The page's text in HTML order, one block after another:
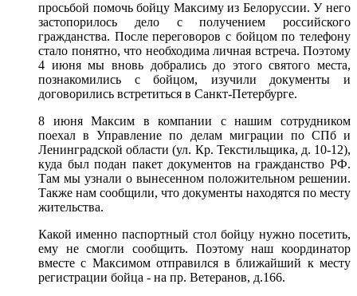
просьбой помочь бойцу Максиму из Белоруссии. У него
застопорилось дело с получением российского
гражданства. После переговоров с бойцом по телефону
стало понятно, что необходима личная встреча. Поэтому
4 июня мы вновь добрались до этого святого места,
познакомились с бойцом, изучили документы и
договорились встретиться в Санкт-Петербурге.
8 июня Максим в компании с нашим сотрудником
поехал в Управление по делам миграции по СПб и
Ленинградской области (ул. Кр. Текстильщика, д. 10-12),
куда был подан пакет документов на гражданство РФ.
Там мы узнали о вынесенном положительном решении.
Также нам сообщили, что документы находятся по месту
жительства.
Какой именно паспортный стол бойцу нужно посетить,
ему не смогли сообщить. Поэтому наш координатор
вместе с Максимом отправился в ближайший к месту
регистрации бойца - на пр. Ветеранов, д.166.